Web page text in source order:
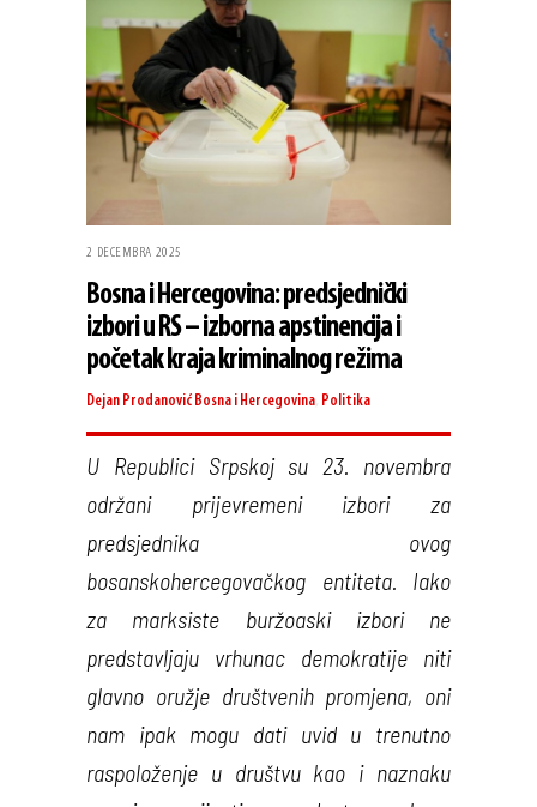
2 DECEMBRA 2025
Bosna i Hercegovina: predsjednički
izbori u RS – izborna apstinencija i
početak kraja kriminalnog režima
Dejan Prodanović Bosna i Hercegovina Politika
U Republici Srpskoj su 23. novembra
održani prijevremeni izbori za
predsjednika ovog
bosanskohercegovačkog entiteta. Iako
za marksiste buržoaski izbori ne
predstavljaju vrhunac demokratije niti
glavno oružje društvenih promjena, oni
nam ipak mogu dati uvid u trenutno
raspoloženje u društvu kao i naznaku